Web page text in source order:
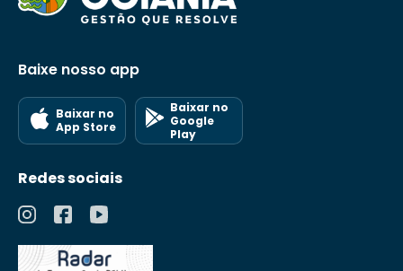
Baixe nosso app
Baixar no
App Store
Baixar no
Google
Play
Redes sociais